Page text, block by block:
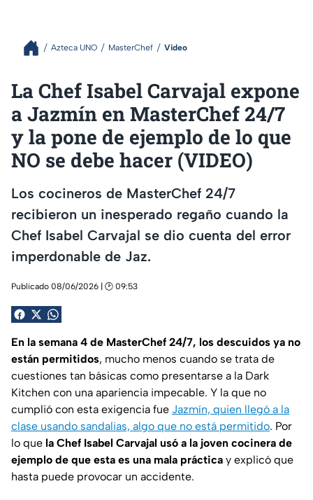
Azteca UNO MasterChef Video
La Chef Isabel Carvajal expone
a Jazmín en MasterChef 24/7
y la pone de ejemplo de lo que
NO se debe hacer (VIDEO)
Los cocineros de MasterChef 24/7
recibieron un inesperado regaño cuando la
Chef Isabel Carvajal se dio cuenta del error
imperdonable de Jaz.
Publicado 08/06/2026 | 🕑 09:53
En la semana 4 de MasterChef 24/7, los descuidos ya no
están permitidos, mucho menos cuando se trata de
cuestiones tan básicas como presentarse a la Dark
Kitchen con una apariencia impecable. Y la que no
cumplió con esta exigencia fue Jazmín, quien llegó a la
clase usando sandalias, algo que no está permitido. Por
lo que la Chef Isabel Carvajal usó a la joven cocinera de
ejemplo de que esta es una mala práctica y explicó que
hasta puede provocar un accidente.